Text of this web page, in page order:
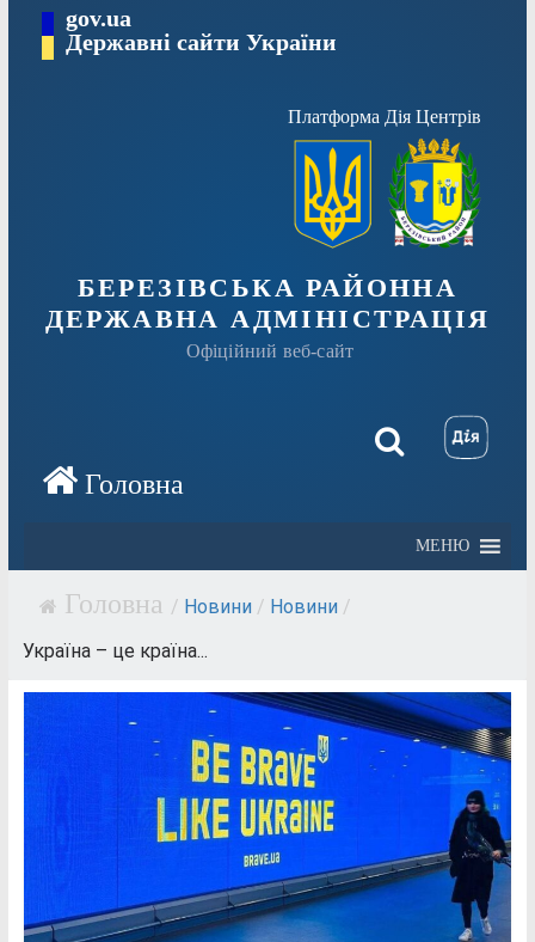
Перейтиgov.ua
Державні сайти України
Платформа Дія Центрів
БЕРЕЗІВСЬКА РАЙОННА
ДЕРЖАВНА АДМІНІСТРАЦІЯ
Офіційний веб-сайт
МЕНЮ
/ Новини / Новини /
Україна – це країна...